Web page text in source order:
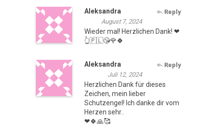
Aleksandra
Reply
August 7, 2024
Wieder mal! Herzlichen Dank! ❤
👆🇵🇱😘🌹🍀
Aleksandra
Reply
Juli 12, 2024
Herzlichen Dank für dieses
Zeichen, mein lieber
Schutzengel! Ich danke dir vom
Herzen sehr..
❤🍀🙏🥰